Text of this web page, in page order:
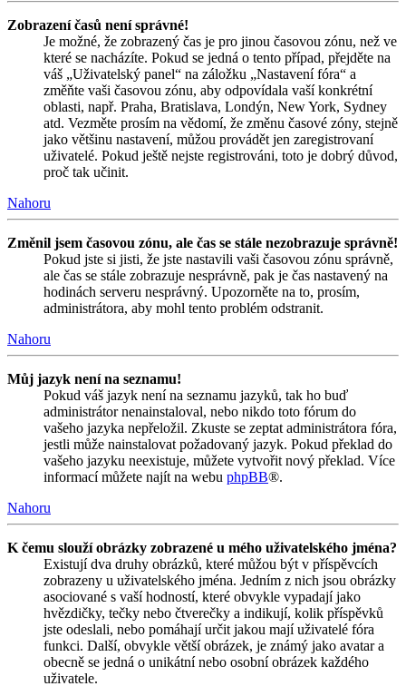
Zobrazení časů není správné!
Je možné, že zobrazený čas je pro jinou časovou zónu, než ve
které se nacházíte. Pokud se jedná o tento případ, přejděte na
váš „Uživatelský panel“ na záložku „Nastavení fóra“ a
změňte vaši časovou zónu, aby odpovídala vaší konkrétní
oblasti, např. Praha, Bratislava, Londýn, New York, Sydney
atd. Vezměte prosím na vědomí, že změnu časové zóny, stejně
jako většinu nastavení, můžou provádět jen zaregistrovaní
uživatelé. Pokud ještě nejste registrováni, toto je dobrý důvod,
proč tak učinit.
Nahoru
Změnil jsem časovou zónu, ale čas se stále nezobrazuje správně!
Pokud jste si jisti, že jste nastavili vaši časovou zónu správně,
ale čas se stále zobrazuje nesprávně, pak je čas nastavený na
hodinách serveru nesprávný. Upozorněte na to, prosím,
administrátora, aby mohl tento problém odstranit.
Nahoru
Můj jazyk není na seznamu!
Pokud váš jazyk není na seznamu jazyků, tak ho buď
administrátor nenainstaloval, nebo nikdo toto fórum do
vašeho jazyka nepřeložil. Zkuste se zeptat administrátora fóra,
jestli může nainstalovat požadovaný jazyk. Pokud překlad do
vašeho jazyku neexistuje, můžete vytvořit nový překlad. Více
informací můžete najít na webu phpBB®.
Nahoru
K čemu slouží obrázky zobrazené u mého uživatelského jména?
Existují dva druhy obrázků, které můžou být v příspěvcích
zobrazeny u uživatelského jména. Jedním z nich jsou obrázky
asociované s vaší hodností, které obvykle vypadají jako
hvězdičky, tečky nebo čtverečky a indikují, kolik příspěvků
jste odeslali, nebo pomáhají určit jakou mají uživatelé fóra
funkci. Další, obvykle větší obrázek, je známý jako avatar a
obecně se jedná o unikátní nebo osobní obrázek každého
uživatele.